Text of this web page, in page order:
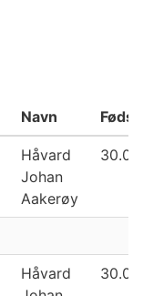
Navn
Håvard
Johan
Aakerøy
Håvard